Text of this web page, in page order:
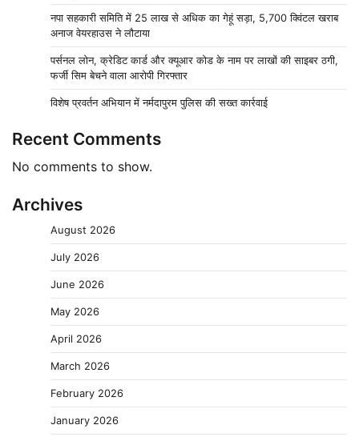
नपा सहकारी समिति में 25 लाख से अधिक का गेहूं सड़ा, 5,700 क्विंटल खराब
अनाज वेयरहाउस ने लौटाया
पर्सनल लोन, क्रेडिट कार्ड और क्यूआर कोड के नाम पर लाखों की साइबर ठगी,
फर्जी सिम बेचने वाला आरोपी गिरफ्तार
विशेष प्रवर्तन अभियान में नर्मदापुरम पुलिस की सख्त कार्रवाई
Recent Comments
No comments to show.
Archives
August 2026
July 2026
June 2026
May 2026
April 2026
March 2026
February 2026
January 2026